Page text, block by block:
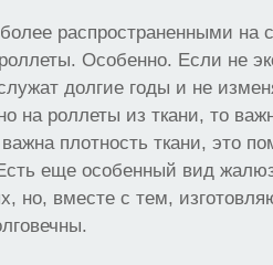
распространенными на
Особенно. Если не
долгие годы и не
роллеты из ткани, то
плотность ткани, это
еще особенный вид
но, вместе с тем,